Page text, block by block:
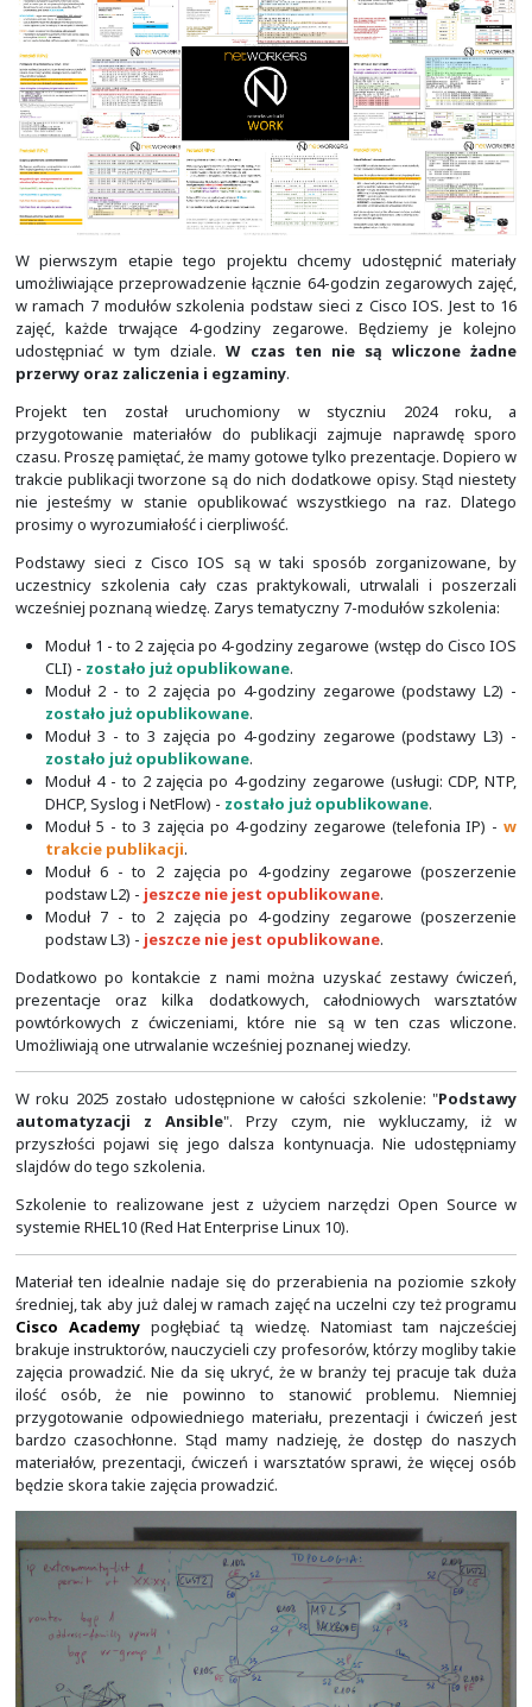
Materiałów mamy naprawdę dużo. Z czasem kolejne
na stronie. Nie udostępniamy tutaj prezentacji w dużej
oraz ćwiczeń i warsztatów.Dostęp do nich mogą
odpowiednie instytucje, po kontakcie z nami.
uczestników szkoleń, choć powinno być też przydatne
na etapie przygotowań do zajęć. Prowadzących
Zaletą opracowanych przez nas darmowych szkoleń
możliwość ich realizacji zarówno na nowym, jak i starym
Cisco Systems. Warunkiem jest
(Internetwork Operating System). Dlatego też
nie powinna mieć problemów z przygotowaniem do
szkoleniowych. A to one są najważniejsze!
W pierwszym etapie tego projektu chcemy
umożliwiające przeprowadzenie łącznie 64-godzin
w ramach 7 modułów szkolenia podstaw sieci z Cisco
zajęć, każde trwające 4-godziny zegarowe.
udostępniać w tym dziale.W czas ten nie są
przerwy oraz zaliczenia i egzaminy
Projekt ten został uruchomiony w styczniu
przygotowanie materiałów do publikacji zajmuje
czasu. Proszę pamiętać, że mamy gotowe tylko
trakcie publikacji tworzone są do nich dodatkowe opisy.
nie jesteśmy w stanie opublikować wszystkiego na
prosimy o wyrozumiałość i cierpliwość.
Podstawy sieci z Cisco IOS są w taki sposób
uczestnicy szkolenia cały czas praktykowali,
wcześniej poznaną wiedzę. Zarys tematyczny 7-